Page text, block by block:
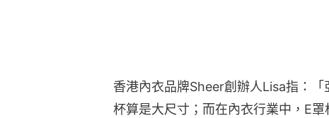
香港內衣品牌Sheer創辦人Lisa指：
杯算是大尺寸；而在內衣行業中，E罩